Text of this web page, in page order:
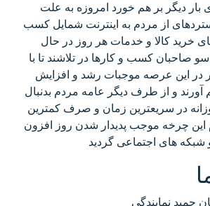
بار دیگر بر هم خورد امروزه به علت
از مردم به اینترنت شمایل کسب
خرید کالا و خدمات هر روز در حال
صاحبان کسب و کارها در تلاشند تا با
در این عرصه موجبات رشد و افزایش
آورند و از طرف دیگر عامه مردم بدنبال
در سریعترین زمان و صرف کمترین
این چرخه موجب پدیدار شدن روز افزون
حمید نمایندگی